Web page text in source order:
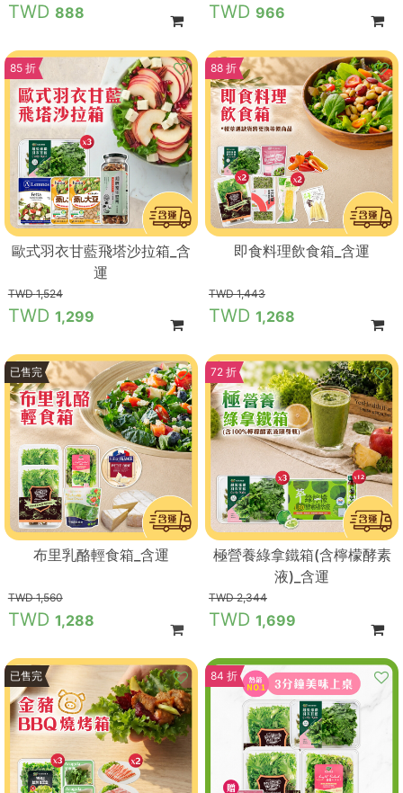
888 966
85 折
歐式羽衣甘藍飛塔沙拉箱_含
運
1,524
1,299
88 折
即食料理飲食箱_含運
1,443
1,268
83 折
已售完
布里乳酪輕食箱_含運
1,560
1,288
72 折
極營養綠拿鐵箱(含檸檬酵素
液)_含運
2,344
1,699
9 折
已售完 84 折